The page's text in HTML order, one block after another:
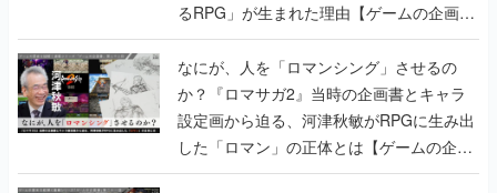
るRPG」が生まれた理由【ゲームの企画
書】
なにが、人を「ロマンシング」させるの
か？『ロマサガ2』当時の企画書とキャラ
設定画から迫る、河津秋敏がRPGに生み出
した「ロマン」の正体とは【ゲームの企画
書】